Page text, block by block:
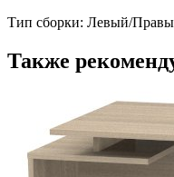
Тип сборки: Левый/
Также